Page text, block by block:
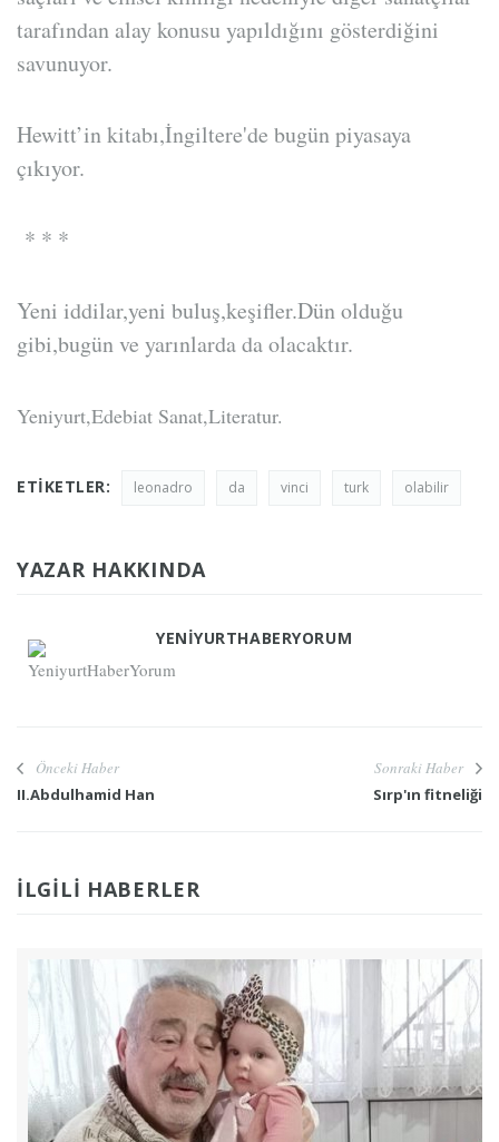
tarafından alay konusu yapıldığını gösterdiğini
savunuyor.
Hewitt’in kitabı,İngiltere'de bugün piyasaya
çıkıyor.
* * *
Yeni iddilar,yeni buluş,keşifler.Dün olduğu
gibi,bugün ve yarınlarda da olacaktır.
Yeniyurt,Edebiat Sanat,Literatur.
ETIKETLER: leonadro da vinci turk olabilir
YAZAR HAKKINDA
YENIYURTHABERYORUM
Önceki Haber
II.Abdulhamid Han
Sonraki Haber
Sırp'ın fitneliği
İLGILI HABERLER